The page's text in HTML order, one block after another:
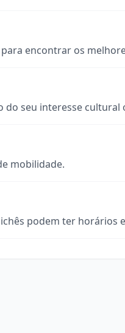
encontrar os
seu interesse cultural
mobilidade.
podem ter horários